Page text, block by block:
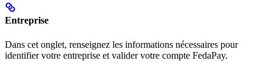
Entreprise
Dans cet onglet, renseignez les informations nécessaires pour
identifier votre entreprise et valider votre compte FedaPay.